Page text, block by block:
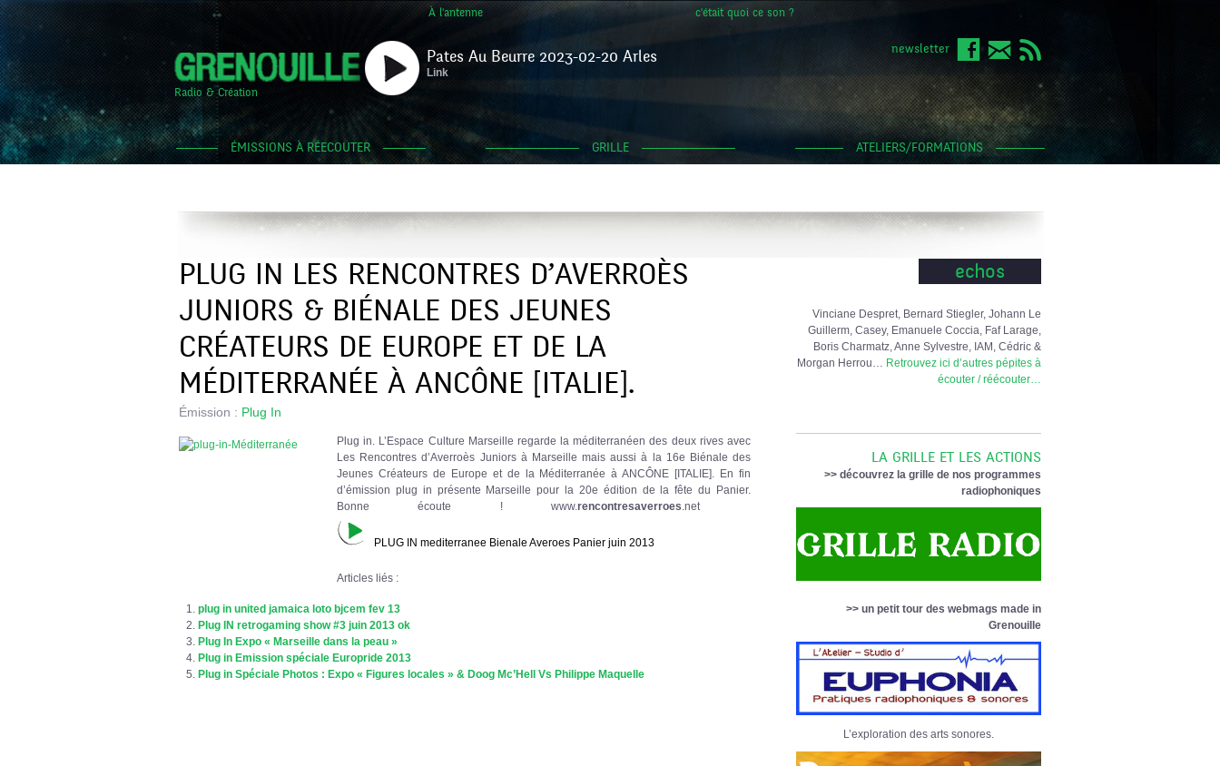
À l'antenne c'était quoi ce son ?
Radio & Création
Pates Au Beurre 2023-02-20 Arles
Link
newsletter
ÉMISSIONS À RÉECOUTER GRILLE ATELIERS/FORMATIONS
PLUG IN LES RENCONTRES D’AVERROÈS
JUNIORS & BIÉNALE DES JEUNES
CRÉATEURS DE EUROPE ET DE LA
MÉDITERRANÉE À ANCÔNE [ITALIE].
Émission : Plug In
Plug in. L’Espace Culture Marseille regarde la méditerranéen des deux rives avec
Les Rencontres d’Averroès Juniors à Marseille mais aussi à la 16e Biénale des
Jeunes Créateurs de Europe et de la Méditerranée à ANCÔNE [ITALIE]. En fin
d’émission plug in présente Marseille pour la 20e édition de la fête du Panier.
Bonne écoute ! www.rencontresaverroes .net
PLUG IN mediterranee Bienale Averoes Panier juin 2013
Articles liés :
plug in united jamaica loto bjcem fev 13
Plug IN retrogaming show #3 juin 2013 ok
Plug In Expo « Marseille dans la peau »
Plug in Emission spéciale Europride 2013
Plug in Spéciale Photos : Expo « Figures locales » & Doog Mc’Hell Vs Philippe Maquelle
echos
Vinciane Despret, Bernard Stiegler, Johann Le
Guillerm, Casey, Emanuele Coccia, Faf Larage,
Boris Charmatz, Anne Sylvestre, IAM, Cédric &
Morgan Herrou… Retrouvez ici d’autres pépites à
écouter / réécouter…
LA GRILLE ET LES ACTIONS
>> découvrez la grille de nos programmes
radiophoniques
>> un petit tour des webmags made in
Grenouille
L’exploration des arts sonores.